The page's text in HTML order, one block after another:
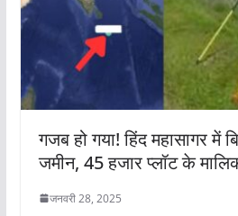
गजब हो गया! हिंद महासागर में
जमीन, 45 हजार प्लॉट के
जनवरी 28, 2025